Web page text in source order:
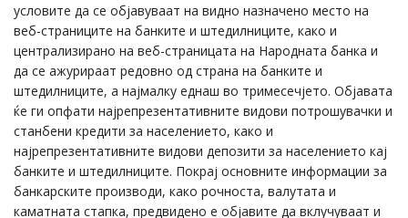
условите да се објавуваат на видно назначено место на
веб-страниците на банките и штедилниците, како и
централизирано на веб-страницата на Народната банка и
да се ажурираат редовно од страна на банките и
штедилниците, а најмалку еднаш во тримесечјето. Објавата
ќе ги опфати најрепрезентативните видови потрошувачки и
станбени кредити за населението, како и
најрепрезентативните видови депозити за населението кај
банките и штедилниците. Покрај основните информации за
банкарските производи, како рочноста, валутата и
каматната стапка, предвидено е објавите да вклучуваат и